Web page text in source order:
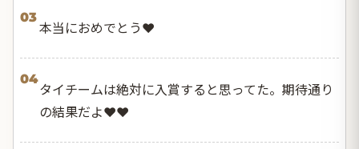
03
本当におめでとう❤️
04
タイチームは絶対に入賞すると思ってた。期待通り
の結果だよ❤️❤️